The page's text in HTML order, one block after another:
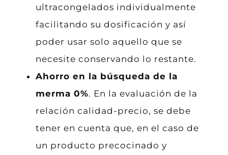
ultracongelados individualmente
facilitando su dosificación y así
poder usar solo aquello que se
necesite conservando lo restante.
Ahorro en la búsqueda de la
merma 0%. En la evaluación de la
relación calidad-precio, se debe
tener en cuenta que, en el caso de
un producto precocinado y